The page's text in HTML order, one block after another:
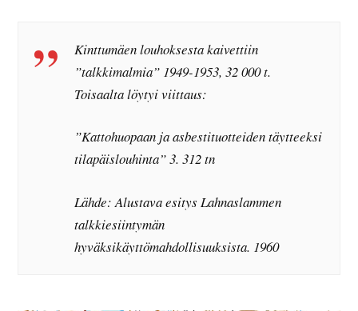
Kinttumäen louhoksesta kaivettiin
”talkkimalmia” 1949-1953, 32 000 t.
Toisaalta löytyi viittaus:
”Kattohuopaan ja asbestituotteiden täytteeksi
tilapäislouhinta” 3. 312 tn
Lähde: Alustava esitys Lahnaslammen
talkkiesiintymän
hyväksikäyttömahdollisuuksista. 1960